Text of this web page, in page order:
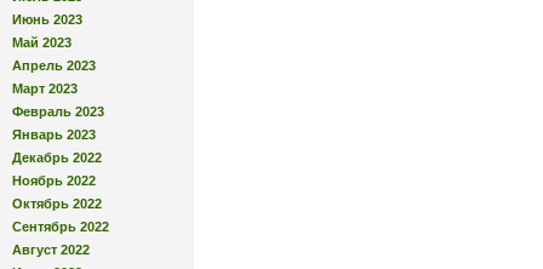
Июнь 2023
Май 2023
Апрель 2023
Март 2023
Февраль 2023
Январь 2023
Декабрь 2022
Ноябрь 2022
Октябрь 2022
Сентябрь 2022
Август 2022